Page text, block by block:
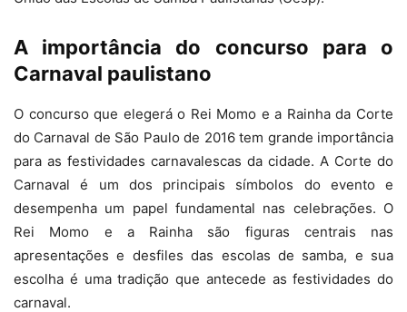
A importância do concurso para o
Carnaval paulistano
O concurso que elegerá o Rei Momo e a Rainha da Corte
do Carnaval de São Paulo de 2016 tem grande importância
para as festividades carnavalescas da cidade. A Corte do
Carnaval é um dos principais símbolos do evento e
desempenha um papel fundamental nas celebrações. O
Rei Momo e a Rainha são figuras centrais nas
apresentações e desfiles das escolas de samba, e sua
escolha é uma tradição que antecede as festividades do
carnaval.